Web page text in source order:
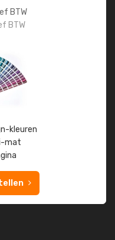
BTW
BTW
kleuren
mat